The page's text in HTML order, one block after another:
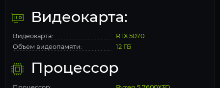
Видеокарта:
Видеокарта:
RTX 5070
Объем видеопамяти:
12 ГБ
Процессор